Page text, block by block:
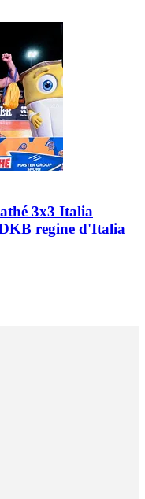
3x3 Italia
regine d'Italia